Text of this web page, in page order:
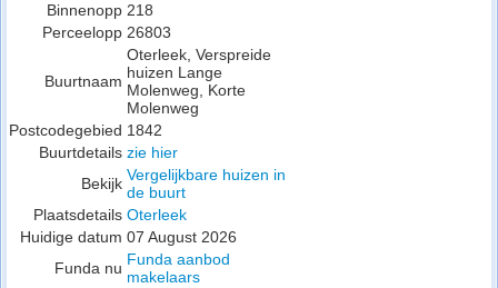
Binnenopp 218
Perceelopp 26803
Buurtnaam
Oterleek, Verspreide
huizen Lange
Molenweg, Korte
Molenweg
Postcodegebied 1842
Buurtdetails zie hier
Bekijk Vergelijkbare huizen in
de buurt
Plaatsdetails Oterleek
Huidige datum 07 August 2026
Funda nu Funda aanbod
makelaars